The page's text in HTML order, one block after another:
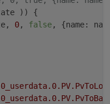
)) {
0, false, {name: